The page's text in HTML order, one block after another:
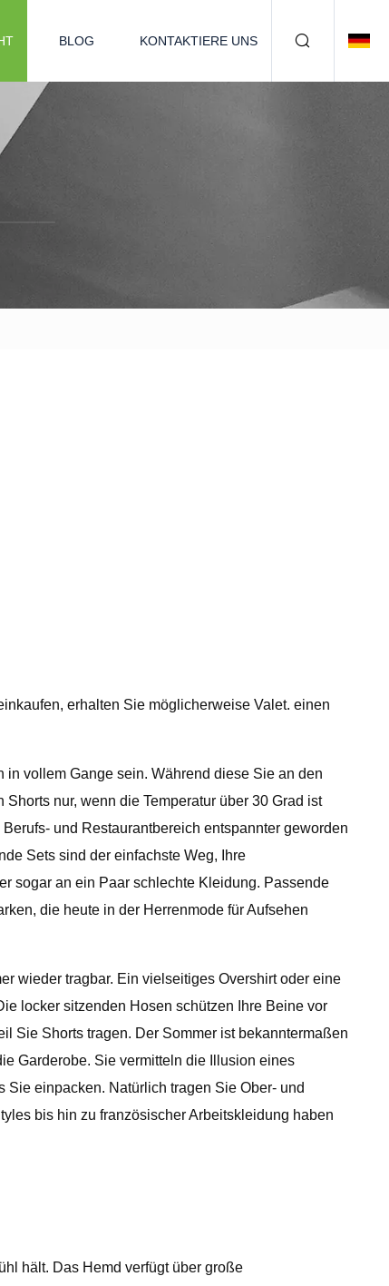
BLOG KONTAKTIERE UNS
erhalten Sie möglicherweise Valet. einen
vollem Gange sein. Während diese Sie an den
nur, wenn die Temperatur über 30 Grad ist
und Restaurantbereich entspannter geworden
Sets sind der einfachste Weg, Ihre
sogar an ein Paar schlechte Kleidung. Passende
die heute in der Herrenmode für Aufsehen
wieder tragbar. Ein vielseitiges Overshirt oder eine
locker sitzenden Hosen schützen Ihre Beine vor
Sie Shorts tragen. Der Sommer ist bekanntermaßen
Garderobe. Sie vermitteln die Illusion eines
einpacken. Natürlich tragen Sie Ober- und
bis hin zu französischer Arbeitskleidung haben
hält. Das Hemd verfügt über große